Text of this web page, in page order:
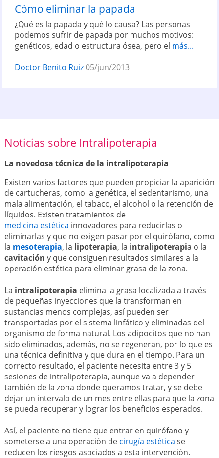
Cómo eliminar la papada
¿Qué es la papada y qué lo causa? Las personas
podemos sufrir de papada por muchos motivos:
genéticos, edad o estructura ósea, pero el más...
Doctor Benito Ruiz 05/jun/2013
Noticias sobre Intralipoterapia
La novedosa técnica de la intralipoterapia
Existen varios factores que pueden propiciar la aparición
de cartucheras, como la genética, el sedentarismo, una
mala alimentación, el tabaco, el alcohol o la retención de
líquidos. Existen tratamientos de
medicina estética innovadores para reducirlas o
eliminarlas y que no exigen pasar por el quirófano, como
la mesoterapia, la lipoterapia, la intralipoterapia o la
cavitación y que consiguen resultados similares a la
operación estética para eliminar grasa de la zona.
La intralipoterapia elimina la grasa localizada a través
de pequeñas inyecciones que la transforman en
sustancias menos complejas, así pueden ser
transportadas por el sistema linfático y eliminadas del
organismo de forma natural. Los adipocitos que no han
sido eliminados, además, no se regeneran, por lo que es
una técnica definitiva y que dura en el tiempo. Para un
correcto resultado, el paciente necesita entre 3 y 5
sesiones de intralipoterapia, aunque va a depender
también de la zona donde queramos tratar, y se debe
dejar un intervalo de un mes entre ellas para que la zona
se pueda recuperar y lograr los beneficios esperados.
Así, el paciente no tiene que entrar en quirófano y
someterse a una operación de cirugía estética se
reducen los riesgos asociados a esta intervención.